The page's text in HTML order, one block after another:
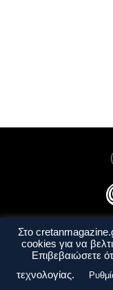
Ταυτότητα
Στο
cookies για να
Επιβεβαιώσετε
τεχνολογίας.